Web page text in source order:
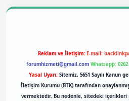
Reklam ve İletişim: E-mail:
forumhizmeti@gmail.com Whatsapp: 0262
Yasal Uyarı: Sitemiz, 5651 Sayılı Kanun
İletişim Kurumu (BTK) tarafından
vermektedir. Bu nedenle, sitedeki